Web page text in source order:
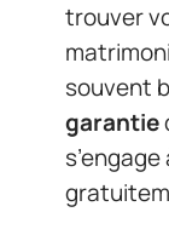
trouver
souvent
garantie